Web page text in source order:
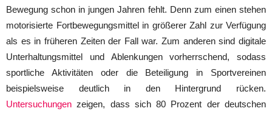
Bewegung schon in jungen Jahren fehlt. Denn zum einen stehen
motorisierte Fortbewegungsmittel in größerer Zahl zur Verfügung
als es in früheren Zeiten der Fall war. Zum anderen sind digitale
Unterhaltungsmittel und Ablenkungen vorherrschend, sodass
sportliche Aktivitäten oder die Beteiligung in Sportvereinen
beispielsweise deutlich in den Hintergrund rücken.
Untersuchungen zeigen, dass sich 80 Prozent der deutschen